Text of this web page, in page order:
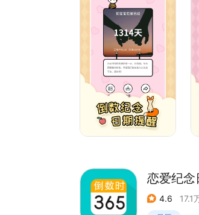
生日/聚会/旅游：好朋友在一
中考/高考/考研：考试没多少
五一/国庆/春节：各种传统节
事件/任务/项目：为重要事项
个性化的小组件和桌面图标：
拍立传：TA的桌面小组件由你
合拍：全新的合拍功能，我的
如果您在使用过程中有任何问
恋爱纪念
4.6 17.1